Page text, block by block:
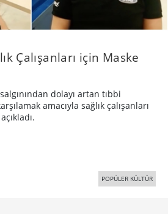
Çalışanları için Maske
dolayı artan tıbbi
amacıyla sağlık çalışanları
POPÜLER KÜLTÜR